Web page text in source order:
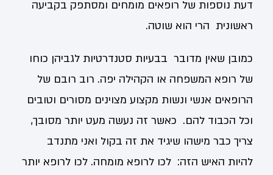
דעת נוספות של רופאים מומחים ומסתפק בקביעה
ראשונית הרי הוא שוטה.
כמובן שאין מדובר בבעיות סטנדרטיות לגביהן כוחו
של רופא המשפחה או הקהילה יפה. רוב רובם של
הרופאים אנשי ונשות מקצוע מצוינים מסורים וטובים
וכל הכבוד להם. כאשר זה נעשה מעט יותר מסובך,
צריך כבר מישהו שיגיד את זה בקול ואני מתנדב
להיות האיש הזה: לכו לרופא מומחה. לכו לרופא יותר